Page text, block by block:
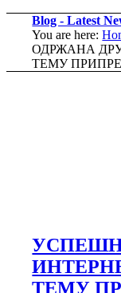
Blog - Latest
You are here:
ОДРЖАНА
ТЕМУ
ТЕМУ